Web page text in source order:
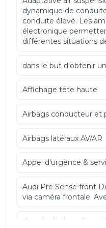
dynamique de
conduite élevé. Les
électronique
différentes situations
dans le but d'obtenir
Affichage tête haute
Airbags conducteur et
Airbags latéraux AV/AR
Appel d'urgence &
Audi Pre Sense front
via caméra frontale.
dans les limites du